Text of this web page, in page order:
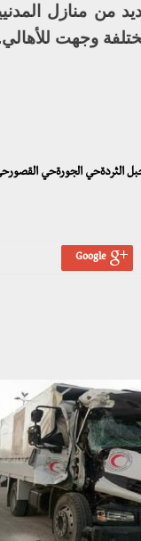
من منازل
وجهت
الثردةحي الجورةحي